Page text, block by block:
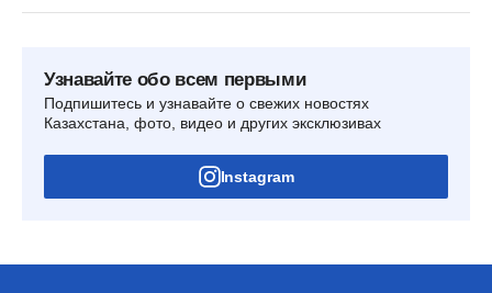
Узнавайте обо всем первыми
Подпишитесь и узнавайте о свежих новостях
Казахстана, фото, видео и других эксклюзивах
Instagram